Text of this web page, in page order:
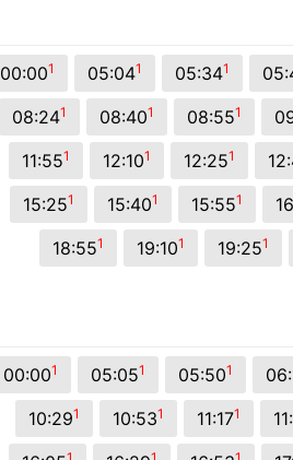
00:001 05:041 05:341
08:241 08:401 08:551
11:551 12:101 12:251
15:251 15:401 15:551
18:551 19:101 19:251
00:001 05:051 05:501
10:291 10:531 11:171